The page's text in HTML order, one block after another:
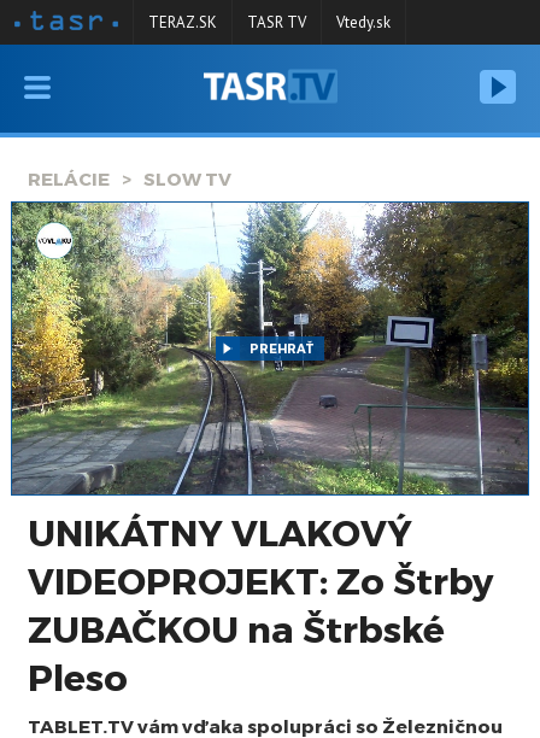
VYSIELANIE
SPRAVODAJSTVO
KONTAKT
ARCHÍV
TERAZ.SK TASR TV Vtedy.sk
RELÁCIE SLOW TV
PREHRAŤ
UNIKÁTNY VLAKOVÝ
VIDEOPROJEKT: Zo Štrby
ZUBAČKOU na Štrbské
Pleso
TABLET.TV vám vďaka spolupráci so Železničnou